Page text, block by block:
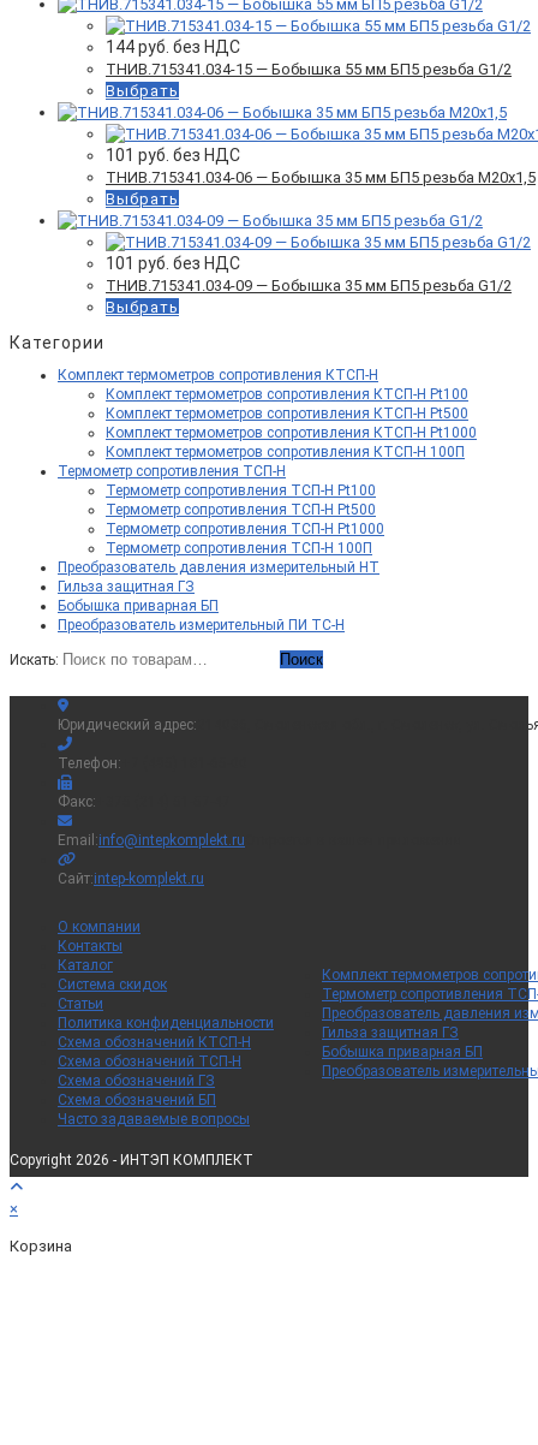
144руб. без НДС
ТНИВ.715341.034-15 — Бобышка 55 мм БП5 резьба G1/2
Выбрать
101 руб. без НДС
ТНИВ.715341.034-06 — Бобышка 35 мм БП5 резьба М20х1,5
Выбрать
101 руб. без НДС
ТНИВ.715341.034-09 — Бобышка 35 мм БП5 резьба G1/2
Выбрать
Категории
Комплект термометров сопротивления КТСП-Н
Комплект термометров сопротивления КТСП-Н Pt100
Комплект термометров сопротивления КТСП-Н Pt500
Комплект термометров сопротивления КТСП-Н Pt1000
Комплект термометров сопротивления КТСП-Н 100П
Термометр сопротивления ТСП-Н
Термометр сопротивления ТСП-Н Pt100
Термометр сопротивления ТСП-Н Pt500
Термометр сопротивления ТСП-Н Pt1000
Термометр сопротивления ТСП-Н 100П
Преобразователь давления измерительный НТ
Гильза защитная ГЗ
Бобышка приварная БП
Преобразователь измерительный ПИ ТС-Н
Искать: Поиск
Юридический адрес: 214036, Смоленская обл., г. Смоленск, ул.
Телефон:
Факс:
Email:info@intepkomplekt.ru
Сайт:intep-komplekt.ru
О компании
Контакты
Каталог
Система скидок
Статьи
Политика конфиденциальности
Схема обозначений КТСП-Н
Схема обозначений ТСП-Н
Схема обозначений ГЗ
Схема обозначений БП
Часто задаваемые вопросы
Комплект термометров
Термометр сопротивления
Преобразователь давления
Гильза защитная ГЗ
Бобышка приварная БП
Преобразователь
Copyright 2026 - ИНТЭП КОМПЛЕКТ
×
Корзина